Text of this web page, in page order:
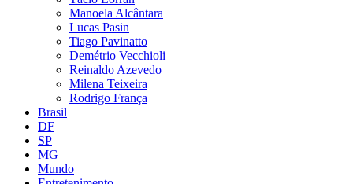
Manoela Alcântara
Lucas Pasin
Tiago Pavinatto
Demétrio Vecchioli
Reinaldo Azevedo
Milena Teixeira
Rodrigo França
Brasil
DF
SP
MG
Mundo